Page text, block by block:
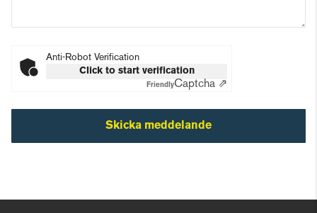
Anti-Robot Verification
Click to start verification
FriendlyCaptcha ⇗
Skicka meddelande